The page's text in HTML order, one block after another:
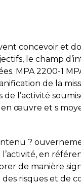
concevoir et
le champ
MPA 2200-1
de la
l’activité
en œuvre et s
?
en
de manière
risques et de